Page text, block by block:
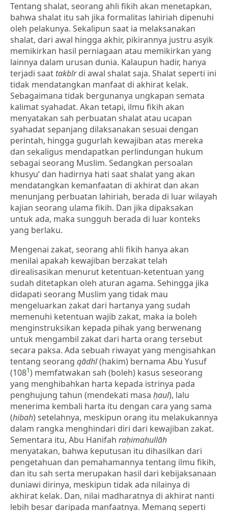
Tentang shalat, seorang ahli fikih akan menetapkan,
bahwa shalat itu sah jika formalitas lahiriah dipenuhi
oleh pelakunya. Sekalipun saat ia melaksanakan
shalat, dari awal hingga akhir, pikirannya justru asyik
memikirkan hasil perniagaan atau memikirkan yang
lainnya dalam urusan dunia. Kalaupun hadir, hanya
terjadi saat takbīrdi awal shalat saja. Shalat seperti ini
tidak mendatangkan manfaat di akhirat kelak.
Sebagaimana tidak bergunanya ungkapan semata
kalimat syahadat. Akan tetapi, ilmu fikih akan
menyatakan sah perbuatan shalat atau ucapan
syahadat sepanjang dilaksanakan sesuai dengan
perintah, hingga gugurlah kewajiban atas mereka
dan sekaligus mendapatkan perlindungan hukum
sebagai seorang Muslim. Sedangkan persoalan
khusyu‘ dan hadirnya hati saat shalat yang akan
mendatangkan kemanfaatan di akhirat dan akan
menunjang perbuatan lahiriah, berada di luar wilayah
kajian seorang ulama fikih. Dan jika dipaksakan
untuk ada, maka sungguh berada di luar konteks
yang berlaku.
Mengenai zakat, seorang ahli fikih hanya akan
menilai apakah kewajiban berzakat telah
direalisasikan menurut ketentuan-ketentuan yang
sudah ditetapkan oleh aturan agama. Sehingga jika
didapati seorang Muslim yang tidak mau
mengeluarkan zakat dari hartanya yang sudah
memenuhi ketentuan wajib zakat, maka ia boleh
menginstruksikan kepada pihak yang berwenang
untuk mengambil zakat dari harta orang tersebut
secara paksa. Ada sebuah riwayat yang mengisahkan
tentang seorang qādhī(hakim) bernama Abu Yusuf
(1081) memfatwakan sah (boleh) kasus seseorang
yang menghibahkan harta kepada istrinya pada
penghujung tahun (mendekati masa ḥaul), lalu
menerima kembali harta itu dengan cara yang sama
(hibah) setelahnya, meskipun orang itu melakukannya
dalam rangka menghindari diri dari kewajiban zakat.
Sementara itu, Abu Hanifah raḥimahullāh
menyatakan, bahwa keputusan itu dihasilkan dari
pengetahuan dan pemahamannya tentang ilmu fikih,
dan itu sah serta merupakan hasil dari kebijaksanaan
duniawi dirinya, meskipun tidak ada nilainya di
akhirat kelak. Dan, nilai madharatnya di akhirat nanti
lebih besar daripada manfaatnya. Memang seperti